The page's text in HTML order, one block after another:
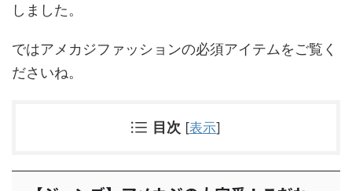
しました。
ではアメカジファッションの必須アイテムをご覧く
ださいね。
目次 [表示]